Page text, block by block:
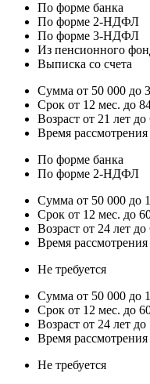
По форме банка
По форме 2-НДФЛ
По форме 3-НДФЛ
Из пенсионного
Выписка со счета
Сумма от 50 000 до
Срок от 12 мес. до
Возраст от 21 лет до
Время рассмотрения
По форме банка
По форме 2-НДФЛ
Сумма от 50 000 до
Срок от 12 мес. до
Возраст от 24 лет до
Время рассмотрения
Не требуется
Сумма от 50 000 до
Срок от 12 мес. до
Возраст от 24 лет до
Время рассмотрения
Не требуется